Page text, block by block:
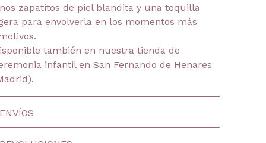
zapatitos de piel blandita y una toquilla
para envolverla en los momentos más
también en nuestra tienda de
infantil en San Fernando de Henares
ENVÍOS